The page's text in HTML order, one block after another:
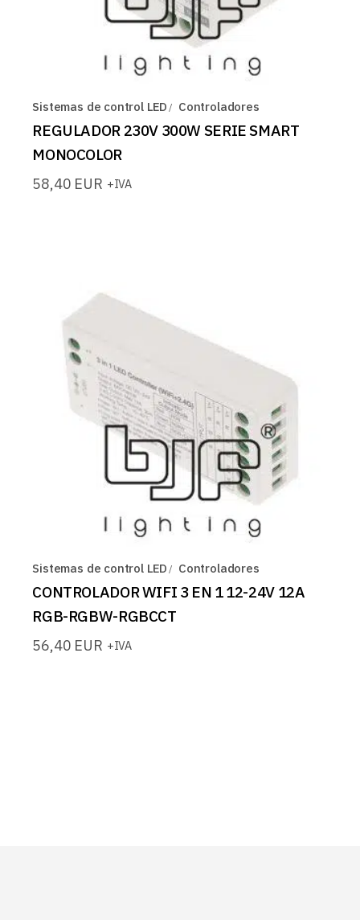
Sistemas de control LED Controladores
REGULADOR 230V 300W SERIE SMART
MONOCOLOR
58,40 EUR +IVA
Sistemas de control LED Controladores
CONTROLADOR WIFI 3 EN 1 12-24V 12A
RGB-RGBW-RGBCCT
56,40 EUR +IVA